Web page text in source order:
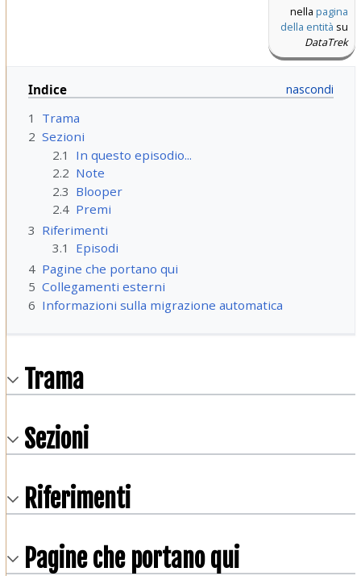
nella pagina
della entità su
DataTrek
Indice
1
Trama
2 Sezioni
2.1
In questo episodio...
2.2 Note
2.3 Blooper
2.4 Premi
3 Riferimenti
3.1
Episodi
4 Pagine che portano qui
5 Collegamenti esterni
6 Informazioni sulla migrazione automatica
Trama
Sezioni
Riferimenti
Pagine che portano qui